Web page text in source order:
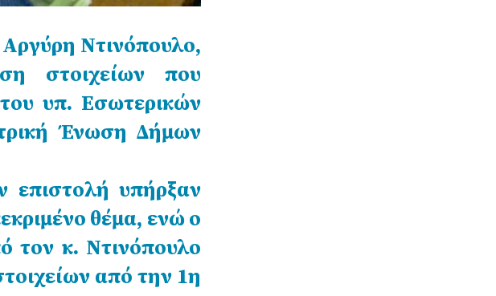
Ντινόπουλο,
στοιχείων που
υπ. Εσωτερικών
Ένωση Δήμων
υπήρξαν
θέμα, ενώ ο
τον κ. Ντινόπουλο
από την 1η